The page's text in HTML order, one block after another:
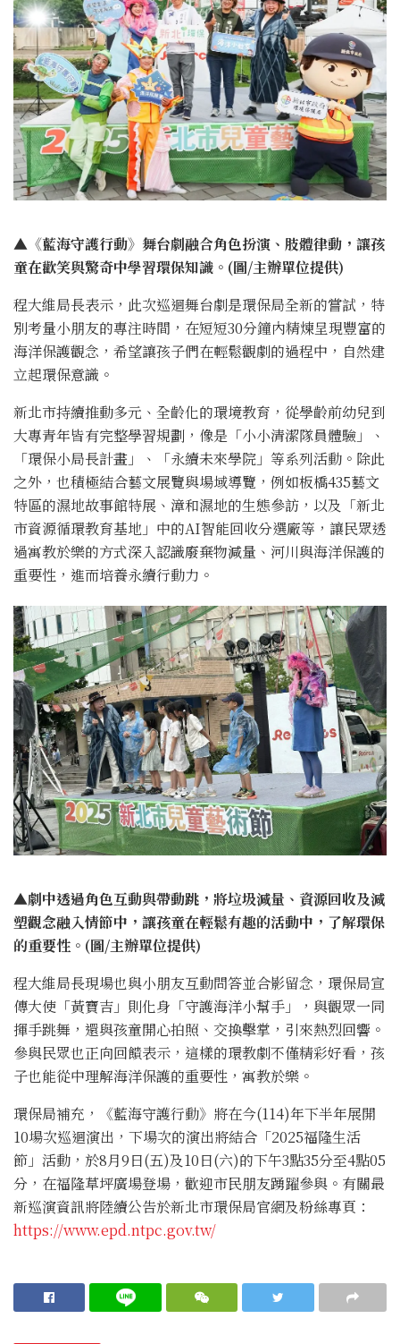
▲《藍海守護行動》舞台劇融合角色扮演、肢體律動，讓孩
童在歡笑與驚奇中學習環保知識。(圖/主辦單位提供)
程大維局長表示，此次巡迴舞台劇是環保局全新的嘗試，特
別考量小朋友的專注時間，在短短30分鐘內精煉呈現豐富的
海洋保護觀念，希望讓孩子們在輕鬆觀劇的過程中，自然建
立起環保意識。
新北市持續推動多元、全齡化的環境教育，從學齡前幼兒到
大專青年皆有完整學習規劃，像是「小小清潔隊員體驗」、
「環保小局長計畫」、「永續未來學院」等系列活動。除此
之外，也積極結合藝文展覽與場域導覽，例如板橋435藝文
特區的濕地故事館特展、漳和濕地的生態參訪，以及「新北
市資源循環教育基地」中的AI智能回收分選廠等，讓民眾透
過寓教於樂的方式深入認識廢棄物減量、河川與海洋保護的
重要性，進而培養永續行動力。
▲劇中透過角色互動與帶動跳，將垃圾減量、資源回收及減
塑觀念融入情節中，讓孩童在輕鬆有趣的活動中，了解環保
的重要性。(圖/主辦單位提供)
程大維局長現場也與小朋友互動問答並合影留念，環保局宣
傳大使「黃寶吉」則化身「守護海洋小幫手」，與觀眾一同
揮手跳舞，還與孩童開心拍照、交換擊掌，引來熱烈回響。
參與民眾也正向回饋表示，這樣的環教劇不僅精彩好看，孩
子也能從中理解海洋保護的重要性，寓教於樂。
環保局補充，《藍海守護行動》將在今(114)年下半年展開
10場次巡迴演出，下場次的演出將結合「2025福隆生活
節」活動，於8月9日(五)及10日(六)的下午3點35分至4點05
分，在福隆草坪廣場登場，歡迎市民朋友踴躍參與。有關最
新巡演資訊將陸續公告於新北市環保局官網及粉絲專頁：
https://www.epd.ntpc.gov.tw/